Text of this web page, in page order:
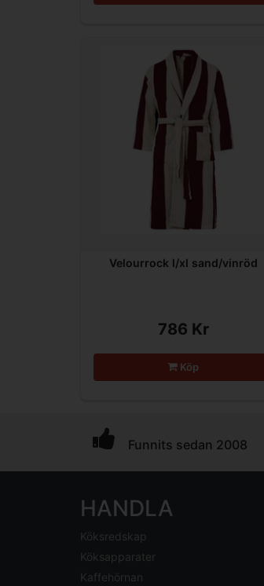
Velourrock l/xl sand/vinröd
786 Kr
Köp
Funnits sedan 2008
HANDLA
Köksredskap
Köksapparater
Kaffehörnan